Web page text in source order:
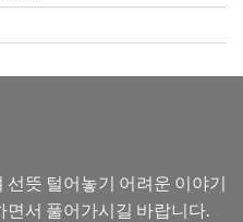
뜻 털어놓기 어려운 이야기
서 풀어가시길 바랍니다.